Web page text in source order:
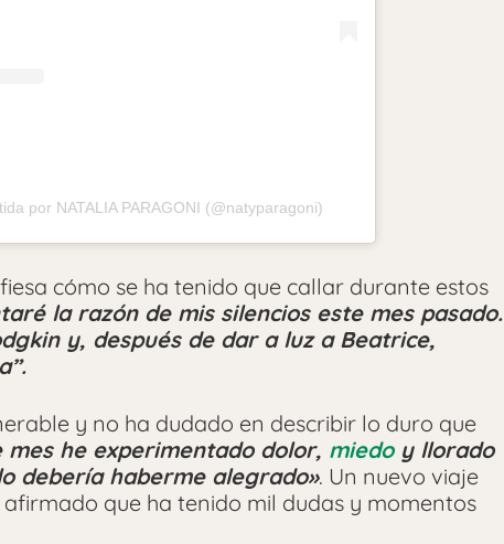
por NATALIA PARAGONI (@natyparagoni)
cómo se ha tenido que callar durante estos
la razón de mis silencios este mes pasado.
y, después de dar a luz a Beatrice,
y no ha dudado en describir lo duro que
mes he experimentado dolor, miedoy llorado
debería haberme alegrado». Un nuevo viaje
que ha tenido mil dudas y momentos